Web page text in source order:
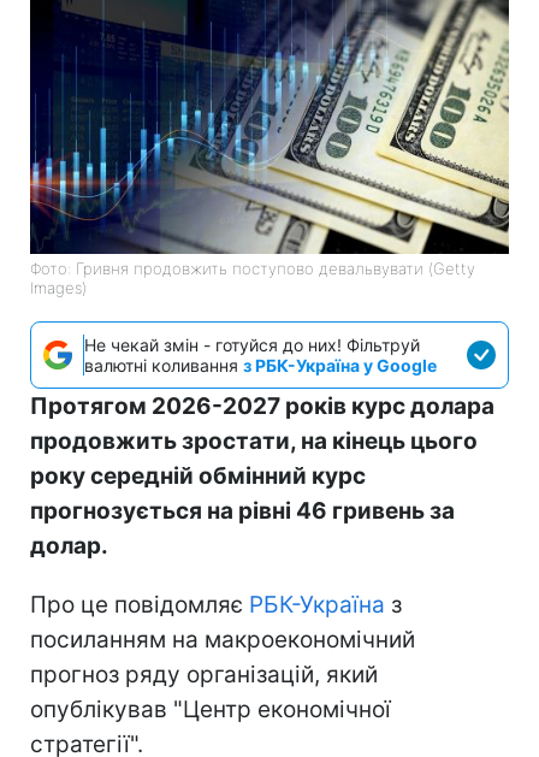
Фото: Гривня продовжить поступово девальвувати (Getty
Images)
Не чекай змін - готуйся до них! Фільтруй
валютні коливання з РБК-Україна у Google
Протягом 2026-2027 років курс долара
продовжить зростати, на кінець цього
року середній обмінний курс
прогнозується на рівні 46 гривень за
долар.
Про це повідомляє РБК-Україна з
посиланням на макроекономічний
прогноз ряду організацій, який
опублікував "Центр економічної
стратегії".